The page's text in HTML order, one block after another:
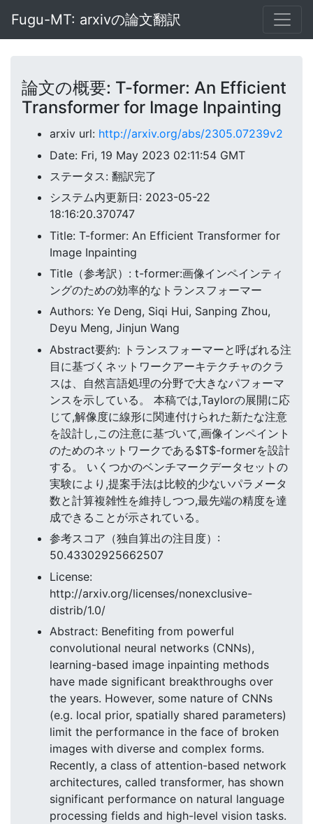
Fugu-MT: arxivの論文翻訳
論文の概要: T-former: An Efficient
Transformer for Image Inpainting
arxiv url: http://arxiv.org/abs/2305.07239v2
Date: Fri, 19 May 2023 02:11:54 GMT
ステータス: 翻訳完了
システム内更新日: 2023-05-22
18:16:20.370747
Title: T-former: An Efficient Transformer for
Image Inpainting
Title（参考訳）: t-former:画像インペインティ
ングのための効率的なトランスフォーマー
Authors: Ye Deng, Siqi Hui, Sanping Zhou,
Deyu Meng, Jinjun Wang
Abstract要約: トランスフォーマーと呼ばれる注
目に基づくネットワークアーキテクチャのクラ
スは、自然言語処理の分野で大きなパフォーマ
ンスを示している。 本稿では,Taylorの展開に応
じて,解像度に線形に関連付けられた新たな注意
を設計し,この注意に基づいて,画像インペイント
のためのネットワークである$T$-formerを設計
する。 いくつかのベンチマークデータセットの
実験により,提案手法は比較的少ないパラメータ
数と計算複雑性を維持しつつ,最先端の精度を達
成できることが示されている。
参考スコア（独自算出の注目度）:
50.43302925662507
License:
http://arxiv.org/licenses/nonexclusive-
distrib/1.0/
Abstract: Benefiting from powerful
convolutional neural networks (CNNs),
learning-based image inpainting methods
have made significant breakthroughs over
the years. However, some nature of CNNs
(e.g. local prior, spatially shared parameters)
limit the performance in the face of broken
images with diverse and complex forms.
Recently, a class of attention-based network
architectures, called transformer, has shown
significant performance on natural language
processing fields and high-level vision tasks.